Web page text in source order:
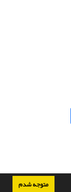
متوجه شدم